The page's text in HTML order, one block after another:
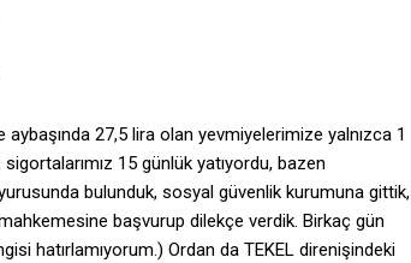
aybaşında 27,5 lira olan yevmiyelerimize yalnızca 1
sigortalarımız 15 günlük yatıyordu, bazen
bulunduk, sosyal güvenlik kurumuna gittik,
mahkemesine başvurup dilekçe verdik. Birkaç gün
hatırlamıyorum.) Ordan da TEKEL direnişindeki